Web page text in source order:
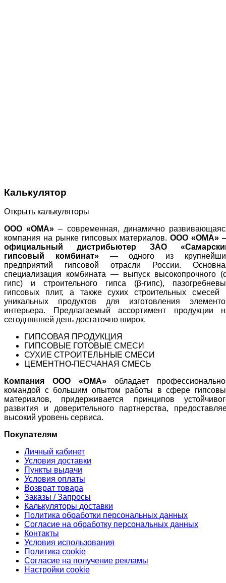
Калькулятор
Открыть калькуляторы
ООО «ОМА» – современная, динамично
компания на рынке гипсовых материалов.ООО «ОМА»
официальный дистрибьютер ЗАО
гипсовый комбинат»— одного из
предприятий гипсовой отрасли России.
специализация комбината — выпуск высокопрочного
гипс) и строительного гипса (β-гипс),
гипсовых плит, а также сухих строительных смесей
уникальных продуктов для изготовления
интерьера. Предлагаемый ассортимент продукции
сегодняшней день достаточно широк.
ГИПСОВАЯ ПРОДУКЦИЯ
ГИПСОВЫЕ ГОТОВЫЕ СМЕСИ
СУХИЕ СТРОИТЕЛЬНЫЕ СМЕСИ
ЦЕМЕНТНО-ПЕСЧАНАЯ СМЕСЬ
Компания ООО «ОМА» обладает
командой с большим опытом работы в сфере
материалов, придерживается принципов
развития и доверительного партнерства,
высокий уровень сервиса.
Покупателям
Личный кабинет
Условия доставки
Пункты выдачи
Условия оплаты
Возврат товара
Заказы / Запросы
Калькуляторы доставки
Политика обработки персональных данных
Согласие на обработку персональных данных
Контакты
Условия использования
Политика cookie
Согласие на получение рекламы
Настройки cookie